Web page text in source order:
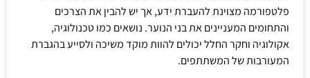
פלטפורמה מצוינת להעברת ידע, אך יש להבין את הצרכים
והתחומים המעניינים את בני הנוער. נושאים כמו טכנולוגיה,
אקולוגיה וחקר החלל יכולים להוות מוקד משיכה ולסייע בהגברת
המעורבות של המשתתפים.